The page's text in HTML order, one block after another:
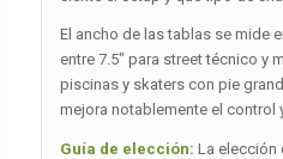
El ancho de las tablas se mide
entre 7.5″ para street técnico y
piscinas y skaters con pie
mejora notablemente el control
Guía de elección: La elección